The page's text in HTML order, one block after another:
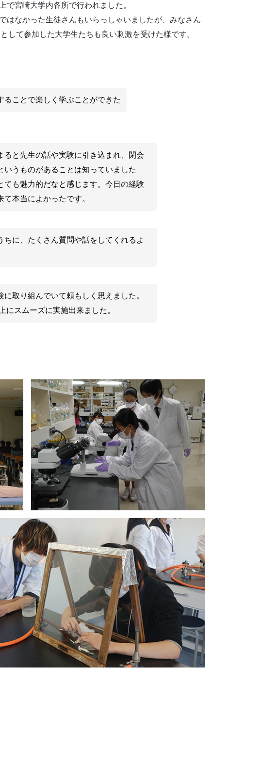
宮崎大学内各所で行われました。
はなかった生徒さんもいらっしゃいましたが、みなさん
して参加した大学生たちも良い刺激を受けた様です。
ことで楽しく学ぶことができた
と先生の話や実験に引き込まれ、閉会
うものがあることは知っていました
も魅力的だなと感じます。今日の経験
本当によかったです。
に、たくさん質問や話をしてくれるよ
取り組んでいて頼もしく思えました。
スムーズに実施出来ました。